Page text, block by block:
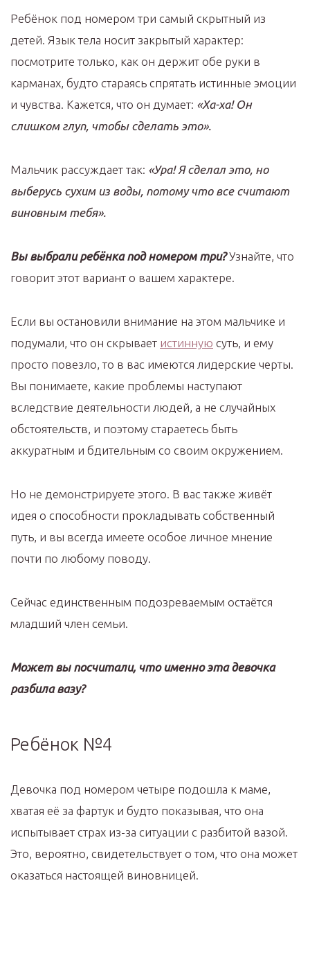
Ребёнок под номером три самый скрытный из
детей. Язык тела носит закрытый характер:
посмотрите только, как он держит обе руки в
карманах, будто стараясь спрятать истинные эмоции
и чувства. Кажется, что он думает: «Ха-ха! Он
слишком глуп, чтобы сделать это».
Мальчик рассуждает так: «Ура! Я сделал это, но
выберусь сухим из воды, потому что все считают
виновным тебя».
Вы выбрали ребёнка под номером три?Узнайте, что
говорит этот вариант о вашем характере.
Если вы остановили внимание на этом мальчике и
подумали, что он скрывает истинную суть, и ему
просто повезло, то в вас имеются лидерские черты.
Вы понимаете, какие проблемы наступают
вследствие деятельности людей, а не случайных
обстоятельств, и поэтому стараетесь быть
аккуратным и бдительным со своим окружением.
Но не демонстрируете этого. В вас также живёт
идея о способности прокладывать собственный
путь, и вы всегда имеете особое личное мнение
почти по любому поводу.
Сейчас единственным подозреваемым остаётся
младший член семьи.
Может вы посчитали, что именно эта девочка
разбила вазу?
Ребёнок №4
Девочка под номером четыре подошла к маме,
хватая её за фартук и будто показывая, что она
испытывает страх из-за ситуации с разбитой вазой.
Это, вероятно, свидетельствует о том, что она может
оказаться настоящей виновницей.